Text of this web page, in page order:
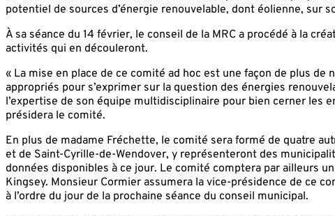
potentiel de sources d’énergie renouvelable, dont éolienne, sur
À sa séance du 14 février, le conseil de la MRC a procédé à la
activités qui en découleront.
« La mise en place de ce comité ad hoc est une façon de plus
appropriés pour s’exprimer sur la question des énergies
l’expertise de son équipe multidisciplinaire pour bien cerner les
présidera le comité.
En plus de madame Fréchette, le comité sera formé de quatre
et de Saint-Cyrille-de-Wendover, y représenteront des
données disponibles à ce jour. Le comité comptera par ailleurs
Kingsey. Monsieur Cormier assumera la vice-présidence de ce
à l’ordre du jour de la prochaine séance du conseil municipal.